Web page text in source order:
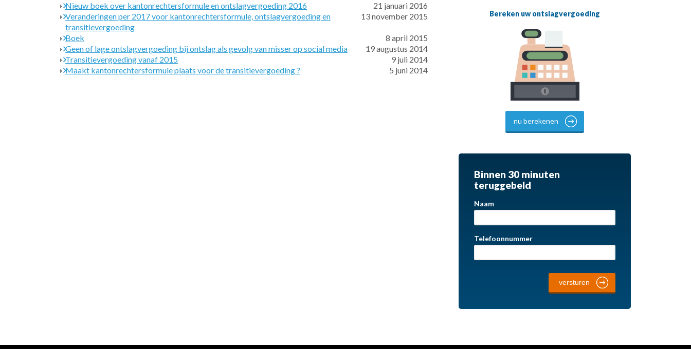
Bereken uw ontslagvergoeding
nu berekenen
Binnen 30 minuten
teruggebeld
Naam
Telefoonnummer
21 januari 2016
Nieuw boek over kantonrechtersformule en ontslagvergoeding 2016
13 november 2015
Veranderingen per 2017 voor kantonrechtersformule, ontslagvergoeding en
transitievergoeding
8 april 2015
Boek
19 augustus 2014
Geen of lage ontslagvergoeding bij ontslag als gevolg van misser op social media
9 juli 2014
Transitievergoeding vanaf 2015
5 juni 2014
Maakt kantonrechtersformule plaats voor de transitievergoeding ?